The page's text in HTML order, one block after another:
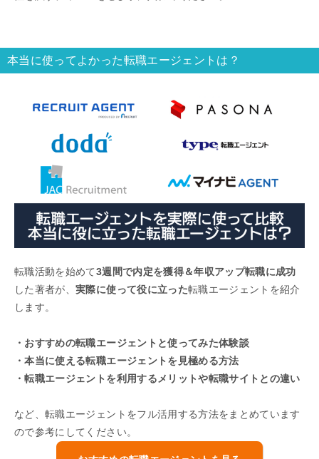
本当に使ってよかった転職エージェントは？
転職活動を始めて3週間で内定を獲得＆年収アップ転職に成功
した著者が、実際に使って役に立った転職エージェントを紹介
します。
・おすすめの転職エージェントと使ってみた体験談
・本当に使える転職エージェントを見極める方法
・転職エージェントを利用するメリットや転職サイトとの違い
など、転職エージェントをフル活用する方法をまとめています
ので参考にしてください。